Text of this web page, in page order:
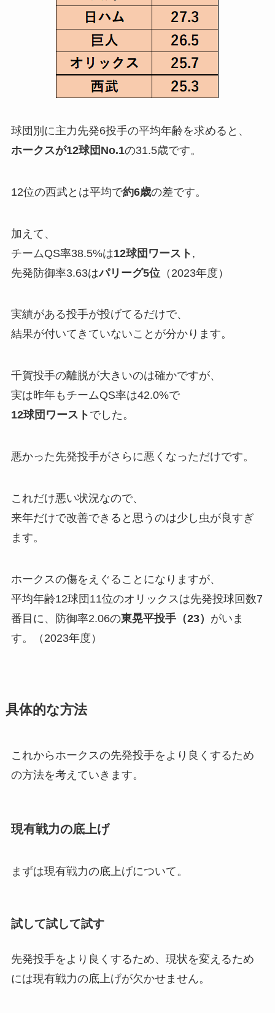
球団別に主力先発6投手の平均年齢を求めると、
ホークスが12球団 No.1の31.5歳です。
12位の西武とは平均で約6歳の差です。
加えて、
チームQS率38.5%は12球団ワースト ,
先発防御率3.63はパリーグ5位 （2023年度）
実績がある投手が投げてるだけで、
結果が付いてきていないことが分かります。
千賀投手の離脱が大きいのは確かですが、
実は昨年もチームQS率は42.0%で
12球団ワースト でした。
悪かった先発投手がさらに悪くなっただけです。
これだけ悪い状況なので、
来年だけで改善できると思うのは少し虫が良すぎ
ます。
ホークスの傷をえぐることになりますが、
平均年齢12球団11位のオリックスは先発投球回数7
番目に、防御率2.06の東晃平投手（23） がいま
す。（2023年度）
具体的な方法
これからホークスの先発投手をより良くするため
の方法を考えていきます。
現有戦力の底上げ
まずは現有戦力の底上げについて。
試して試して試す
先発投手をより良くするため、現状を変えるため
には現有戦力の底上げが欠かせません。